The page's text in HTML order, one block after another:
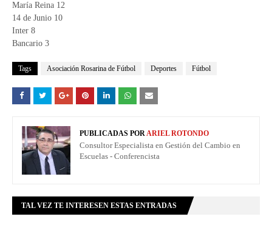
María Reina 12
14 de Junio 10
Inter 8
Bancario 3
Tags Asociación Rosarina de Fútbol Deportes Fútbol
PUBLICADAS PORARIEL ROTONDO
Consultor Especialista en Gestión del Cambio en
Escuelas - Conferencista
TAL VEZ TE INTERESEN ESTAS ENTRADAS